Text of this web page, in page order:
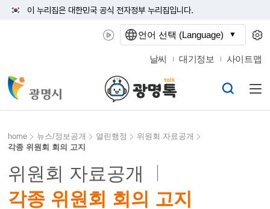
이 누리집은 대한민국 공식 전자정부 누리집입니다.
날씨 대기정보 사이트맵
home 뉴스/정보공개 열린행정
위원회 자료공개
각종 위원회 회의 고지
위원회 자료공개
각종 위원회 회의 고지
언어 선택 (Language)